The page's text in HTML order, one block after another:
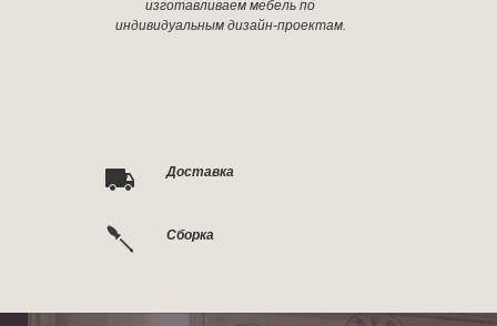
изготавливаем мебель по
индивидуальным дизайн-проектам.
Доставка
Сборка